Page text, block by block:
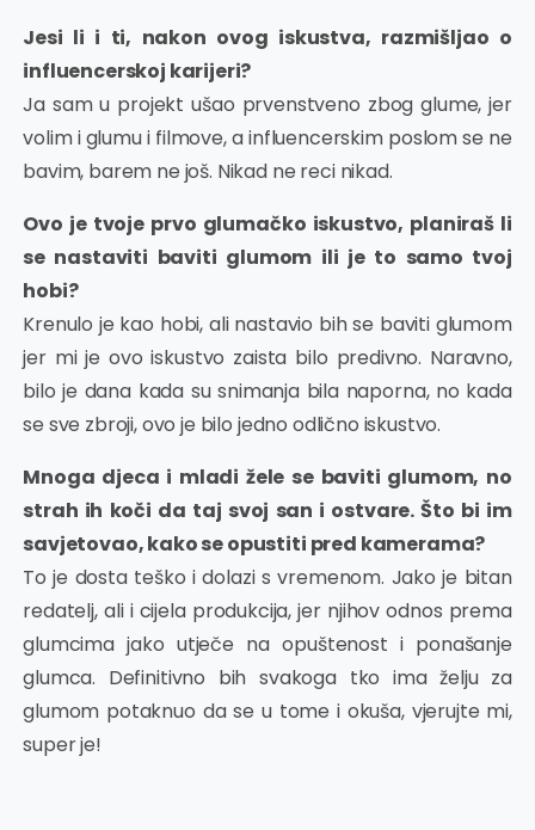
Jesi li i ti, nakon ovog iskustva, razmišljao o
influencerskoj karijeri?
Ja sam u projekt ušao prvenstveno zbog glume, jer
volim i glumu i filmove, a influencerskim poslom se ne
bavim, barem ne još. Nikad ne reci nikad.
Ovo je tvoje prvo glumačko iskustvo, planiraš li
se nastaviti baviti glumom ili je to samo tvoj
hobi?
Krenulo je kao hobi, ali nastavio bih se baviti glumom
jer mi je ovo iskustvo zaista bilo predivno. Naravno,
bilo je dana kada su snimanja bila naporna, no kada
se sve zbroji, ovo je bilo jedno odlično iskustvo.
Mnoga djeca i mladi žele se baviti glumom, no
strah ih koči da taj svoj san i ostvare. Što bi im
savjetovao, kako se opustiti pred kamerama?
To je dosta teško i dolazi s vremenom. Jako je bitan
redatelj, ali i cijela produkcija, jer njihov odnos prema
glumcima jako utječe na opuštenost i ponašanje
glumca. Definitivno bih svakoga tko ima želju za
glumom potaknuo da se u tome i okuša, vjerujte mi,
super je!